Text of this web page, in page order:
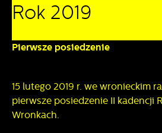
Rok 2019
Pierwsze posiedzenie
15 lutego 2019 r. we wronieckim
pierwsze posiedzenie II kadencji
Wronkach.
Pliki cookies odpowiadają na
preferencji prywatności, logowania
formularzy. Dzięki plikom cookies
Więcej
zapamiętanie wprowadzonych przez
personalizację określonych
prezentowanych treści.